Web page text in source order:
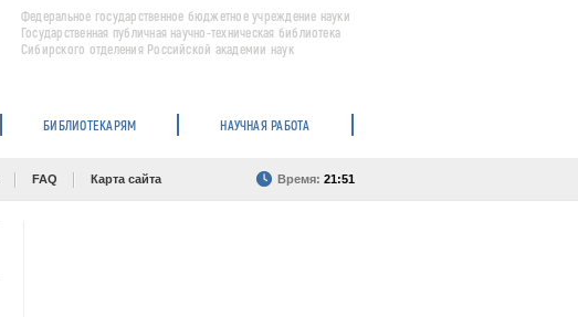
Федеральное государственное бюджетное учреждение науки
Государственная публичная научно-техническая библиотека
Сибирского отделения Российской академии наук
БИБЛИОТЕКАРЯМ НАУЧНАЯ РАБОТА
FAQ Карта сайта Время: 21:51